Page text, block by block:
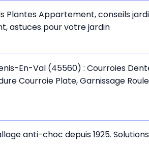
Appartement, conseils
astuces pour votre jardin
En-Val (45560) : Courroies
Courroie Plate, Garnissage
anti-choc depuis 1925.